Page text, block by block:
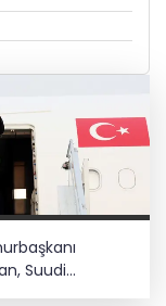
Suudi
yolcusu